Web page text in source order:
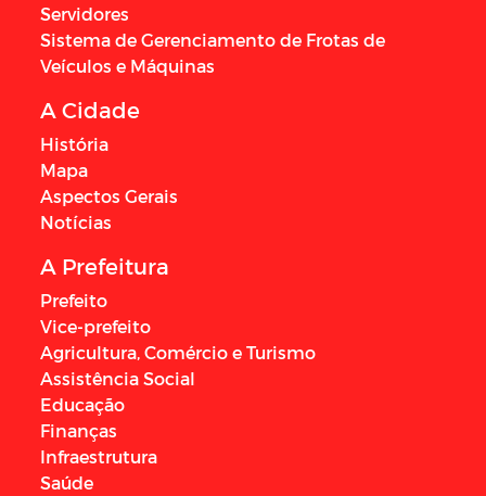
Servidores
Sistema de Gerenciamento de Frotas de
Veículos e Máquinas
A Cidade
História
Mapa
Aspectos Gerais
Notícias
A Prefeitura
Prefeito
Vice-prefeito
Agricultura, Comércio e Turismo
Assistência Social
Educação
Finanças
Infraestrutura
Saúde